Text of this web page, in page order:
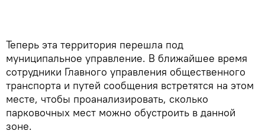
Теперь эта территория перешла под
муниципальное управление. В ближайшее время
сотрудники Главного управления общественного
транспорта и путей сообщения встретятся на этом
месте, чтобы проанализировать, сколько
парковочных мест можно обустроить в данной
зоне.